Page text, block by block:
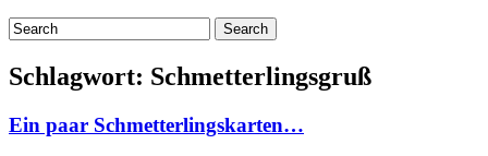
Schlagwort: Schmetterlingsgruß
Ein paar Schmetterlingskarten…